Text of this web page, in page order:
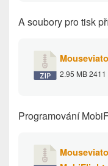
A soubory pro tisk
2.95 MB2411
Programování